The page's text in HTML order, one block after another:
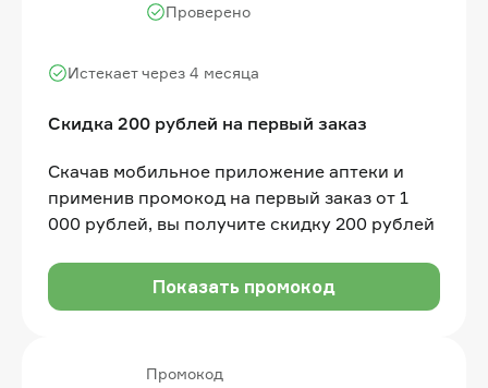
Скидка 200 рублей на первый заказ
Истекает через 4 месяца
Проверено
Скачав мобильное приложение аптеки и
применив промокод на первый заказ от 1
000 рублей, вы получите скидку 200 рублей
Показать промокод
Промокод